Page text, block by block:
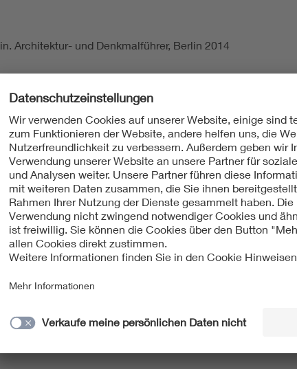
Architektur- und Denkmalführer, Berlin 2014